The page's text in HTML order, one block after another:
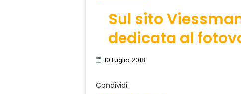
Sul sito
dedicata al
10 Luglio 2018
Condividi: